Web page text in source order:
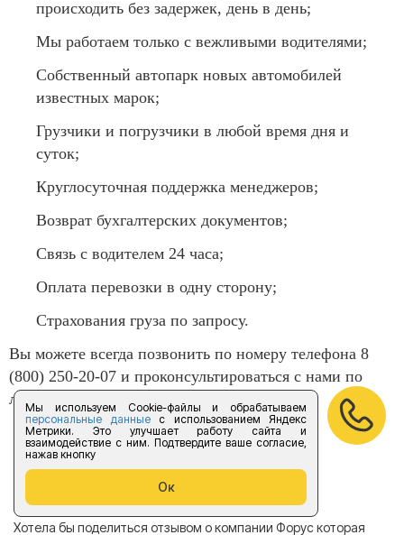
Мы используем Cookie-файлы и обрабатываем
персональные данныес использованием Яндекс
Метрики. Это улучшает работу сайта и
взаимодействие с ним. Подтвердите ваше согласие,
нажав кнопку
Ок
происходить без задержек, день в день;
Мы работаем только с вежливыми водителями;
Собственный автопарк новых автомобилей
известных марок;
Грузчики и погрузчики в любой время дня и
суток;
Круглосуточная поддержка менеджеров;
Возврат бухгалтерских документов;
Связь с водителем 24 часа;
Оплата перевозки в одну сторону;
Страхования груза по запросу.
Вы можете всегда позвонить по номеру телефона 8
(800) 250-20-07 и проконсультироваться с нами по
любым вопросам.
Отзывы
Хотела бы поделиться отзывом о компании Форус которая